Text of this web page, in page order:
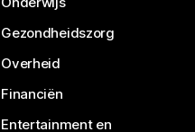
Gezondheidszorg
Overheid
Financiën
Entertainment en